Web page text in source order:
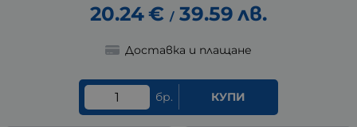
20.24€ / 39.59 лв.
Доставка и плащане
бр. КУПИ